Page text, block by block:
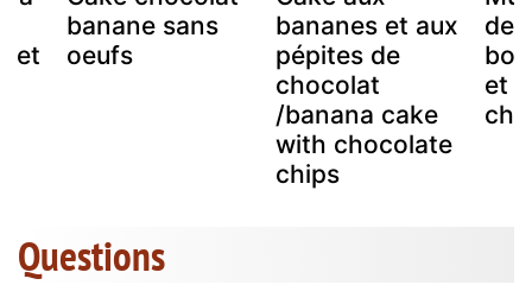
et
banane sans
oeufs
bananes et aux
pépites de
chocolat
/banana cake
with chocolate
chips
de
et
Questions